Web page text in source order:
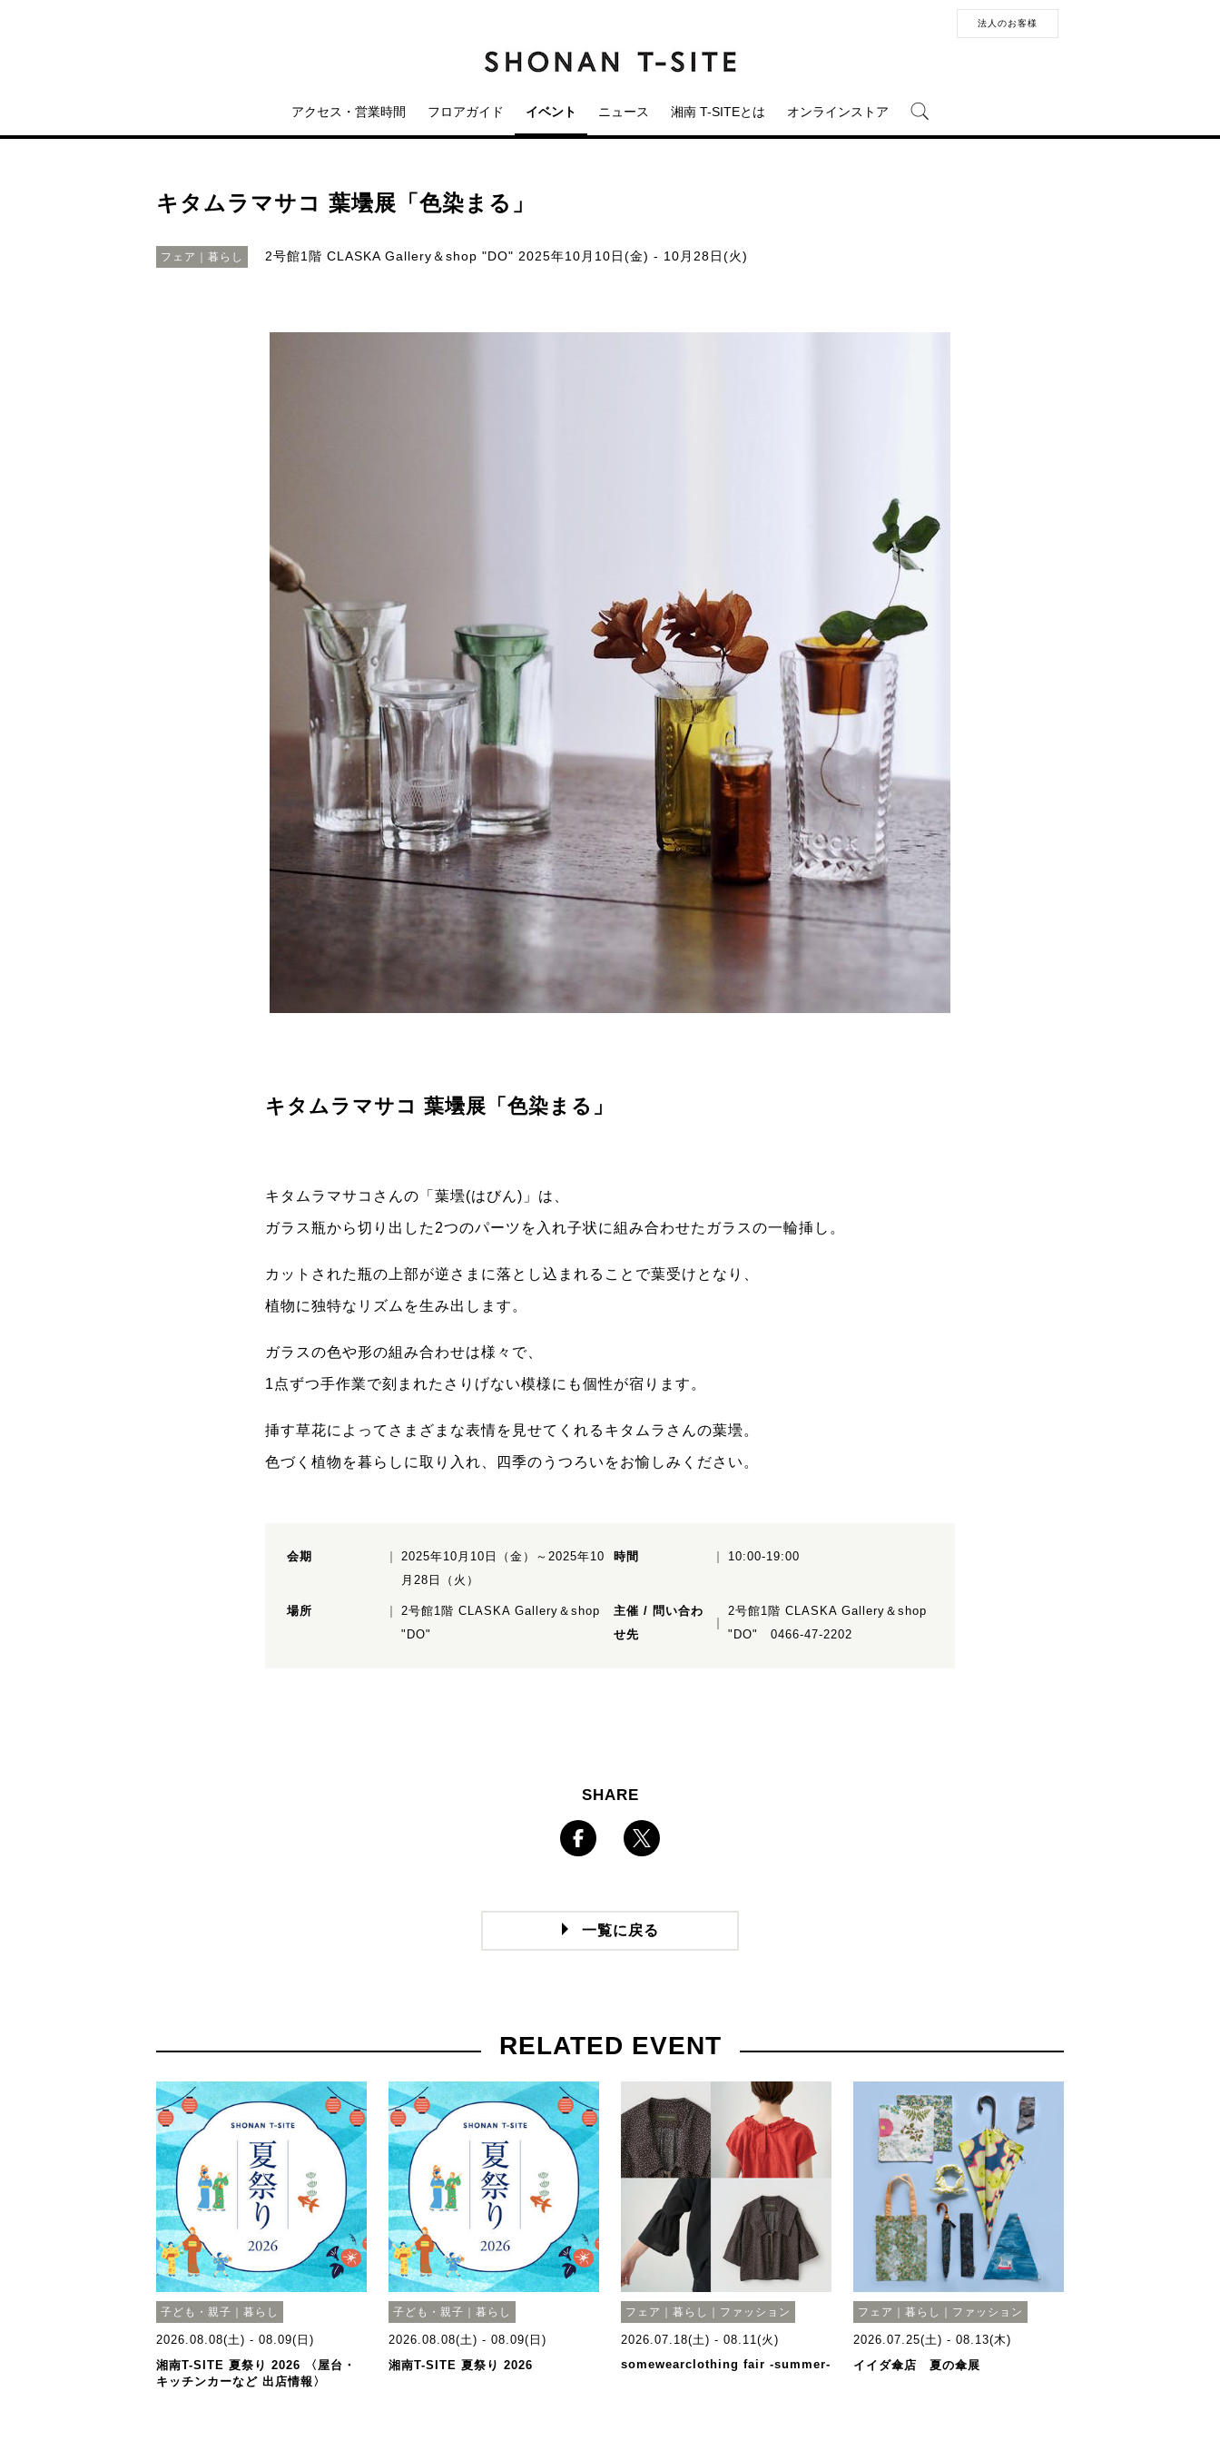
法人のお客様
アクセス・営業時間 フロアガイド イベント ニュース 湘南 T-SITEとは オンラインストア
キタムラマサコ 葉壜展「色染まる」
フェア｜暮らし 2号館1階 CLASKA Gallery＆shop "DO" 2025年10月10日(金) - 10月28日(火)
キタムラマサコ 葉壜展「色染まる」
キタムラマサコさんの「葉壜(はびん)」は、
ガラス瓶から切り出した2つのパーツを入れ子状に組み合わせたガラスの一輪挿し。
カットされた瓶の上部が逆さまに落とし込まれることで葉受けとなり、
植物に独特なリズムを生み出します。
ガラスの色や形の組み合わせは様々で、
1点ずつ手作業で刻まれたさりげない模様にも個性が宿ります。
挿す草花によってさまざまな表情を見せてくれるキタムラさんの葉壜。
色づく植物を暮らしに取り入れ、四季のうつろいをお愉しみください。
会期
2025年10月10日（金）～2025年10
月28日（火）
時間 10:00-19:00
場所
2号館1階 CLASKA Gallery＆shop
"DO"
主催 / 問い合わ
せ先
2号館1階 CLASKA Gallery＆shop
"DO" 0466-47-2202
SHARE
一覧に戻る
RELATED EVENT
子ども・親子｜暮らし
2026.08.08(土) - 08.09(日)
湘南T-SITE 夏祭り 2026 〈屋台・
キッチンカーなど 出店情報〉
子ども・親子｜暮らし
2026.08.08(土) - 08.09(日)
湘南T-SITE 夏祭り 2026
フェア｜暮らし｜ファッション
2026.07.18(土) - 08.11(火)
somewearclothing fair -summer-
フェア｜暮らし｜ファッション
2026.07.25(土) - 08.13(木)
イイダ傘店 夏の傘展